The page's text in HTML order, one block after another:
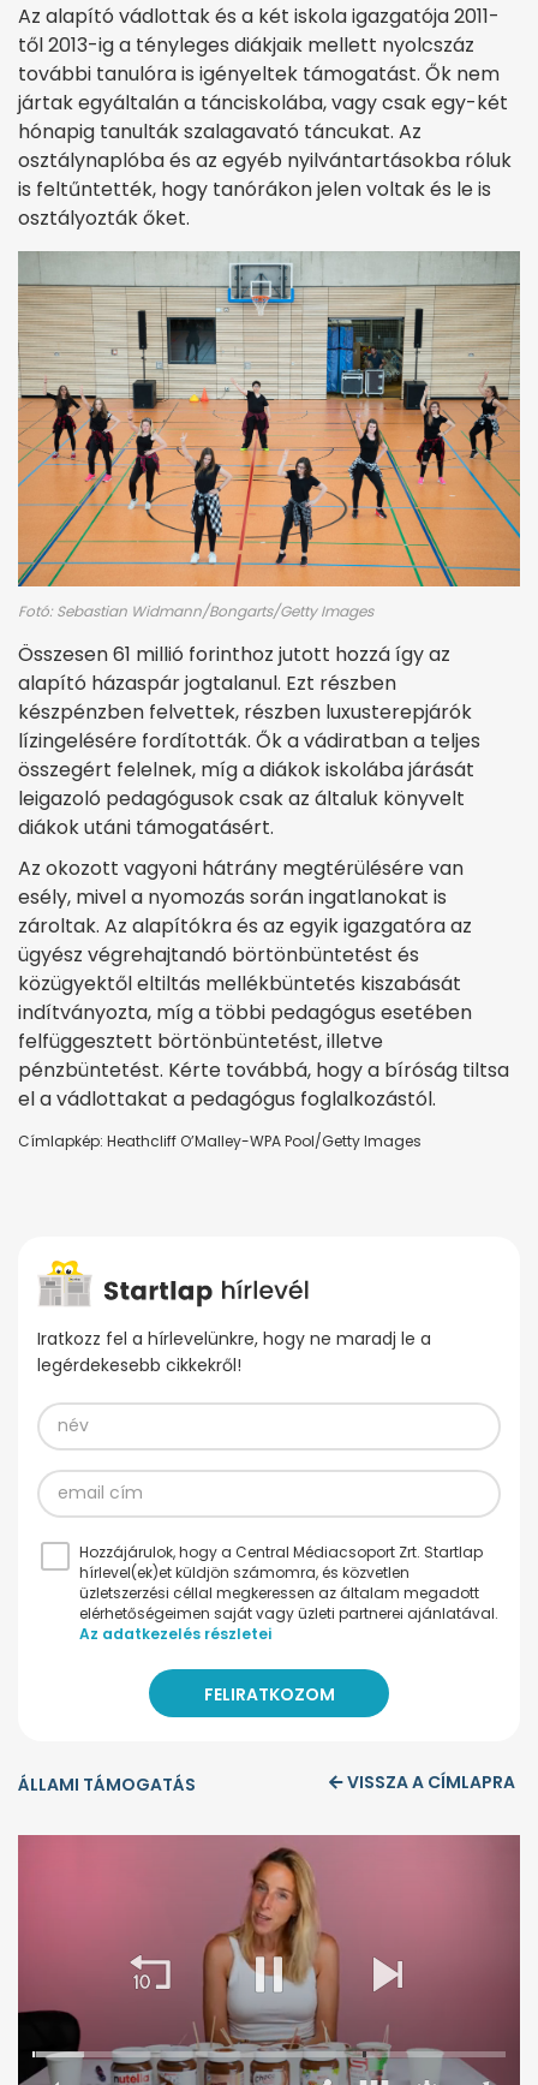
Az alapító vádlottak és a két iskola igazgatója 2011-
től 2013-ig a tényleges diákjaik mellett nyolcszáz
további tanulóra is igényeltek támogatást. Ők nem
jártak egyáltalán a tánciskolába, vagy csak egy-két
hónapig tanulták szalagavató táncukat. Az
osztálynaplóba és az egyéb nyilvántartásokba róluk
is feltűntették, hogy tanórákon jelen voltak és le is
osztályozták őket.
Fotó: Sebastian Widmann/Bongarts/Getty Images
Összesen 61 millió forinthoz jutott hozzá így az
alapító házaspár jogtalanul. Ezt részben
készpénzben felvettek, részben luxusterepjárók
lízingelésére fordították. Ők a vádiratban a teljes
összegért felelnek, míg a diákok iskolába járását
leigazoló pedagógusok csak az általuk könyvelt
diákok utáni támogatásért.
Az okozott vagyoni hátrány megtérülésére van
esély, mivel a nyomozás során ingatlanokat is
zároltak. Az alapítókra és az egyik igazgatóra az
ügyész végrehajtandó börtönbüntetést és
közügyektől eltiltás mellékbüntetés kiszabását
indítványozta, míg a többi pedagógus esetében
felfüggesztett börtönbüntetést, illetve
pénzbüntetést. Kérte továbbá, hogy a bíróság tiltsa
el a vádlottakat a pedagógus foglalkozástól.
Címlapkép: Heathcliff O’Malley-WPA Pool/Getty Images
Iratkozz fel a hírlevelünkre, hogy ne maradj le a
legérdekesebb cikkekről!
Hozzájárulok, hogy a Central Médiacsoport Zrt. Startlap
hírlevel(ek)et küldjön számomra, és közvetlen
üzletszerzési céllal megkeressen az általam megadott
elérhetőségeimen saját vagy üzleti partnerei ajánlatával.
Az adatkezelés részletei
ÁLLAMI TÁMOGATÁS VISSZA A CÍMLAPRA